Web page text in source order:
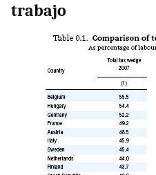
trabajo